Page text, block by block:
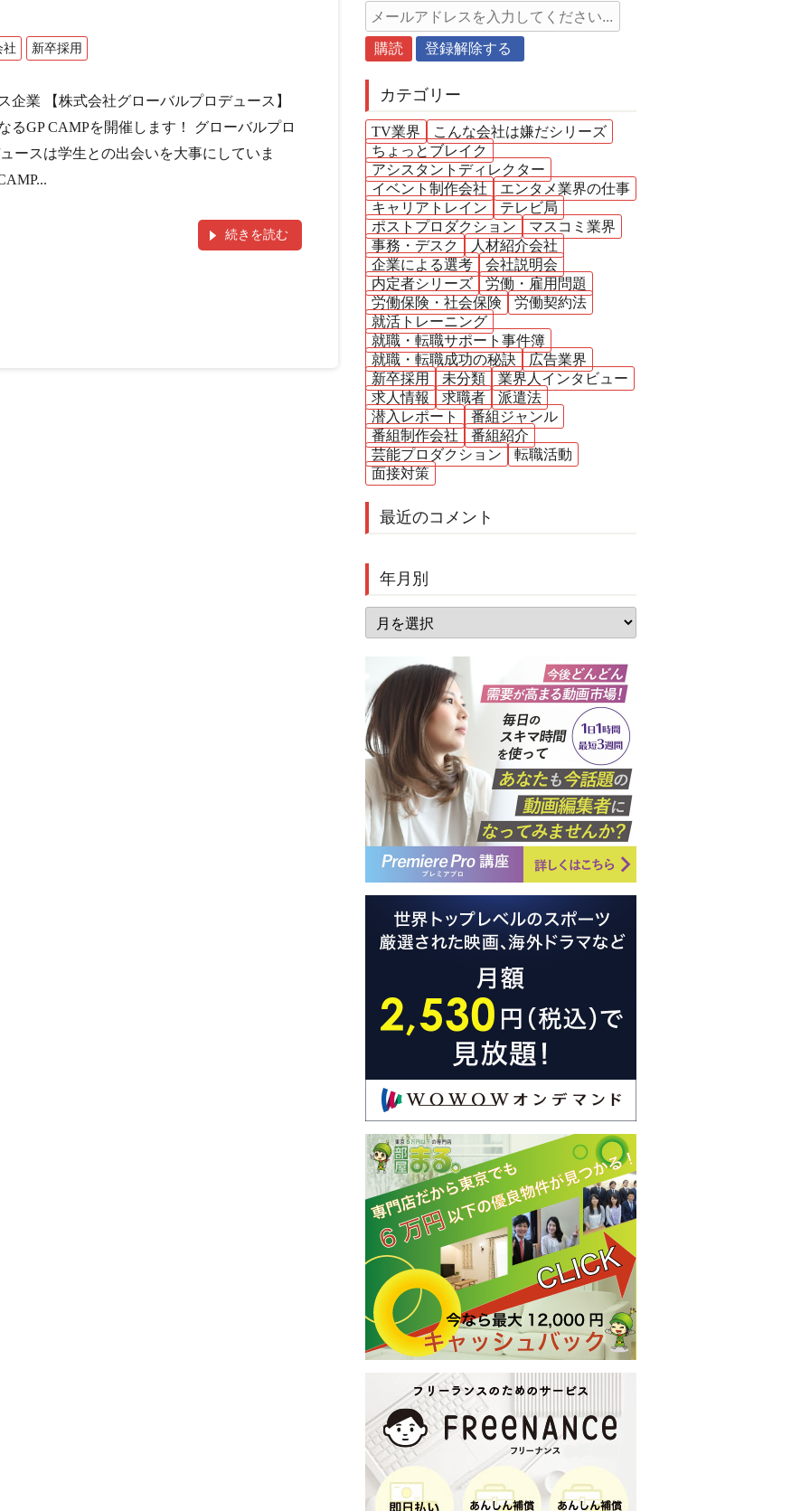
社 新卒採用
企業 【株式会社グローバルプロデュース】
るGP CAMPを開催します！ グローバルプロ
ースは学生との出会いを大事にしていま
続きを読む
カテゴリー
TV業界
こんな会社は嫌だシリーズ
ちょっとブレイク
アシスタントディレクター
イベント制作会社
エンタメ業界の仕事
キャリアトレイン
テレビ局
ポストプロダクション
マスコミ業界
事務・デスク
人材紹介会社
企業による選考
会社説明会
内定者シリーズ
労働・雇用問題
労働保険・社会保険
労働契約法
就活トレーニング
就職・転職サポート事件簿
就職・転職成功の秘訣
広告業界
新卒採用
未分類
業界人インタビュー
求人情報
求職者
派遣法
潜入レポート
番組ジャンル
番組制作会社
番組紹介
芸能プロダクション
転職活動
面接対策
最近のコメント
年月別
月